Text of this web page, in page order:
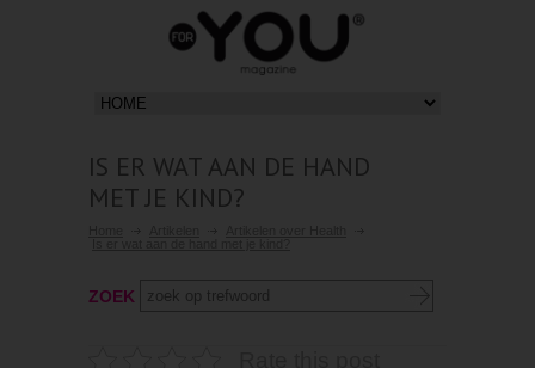
IS ER WAT AAN DE HAND
MET JE KIND?
ZOEK